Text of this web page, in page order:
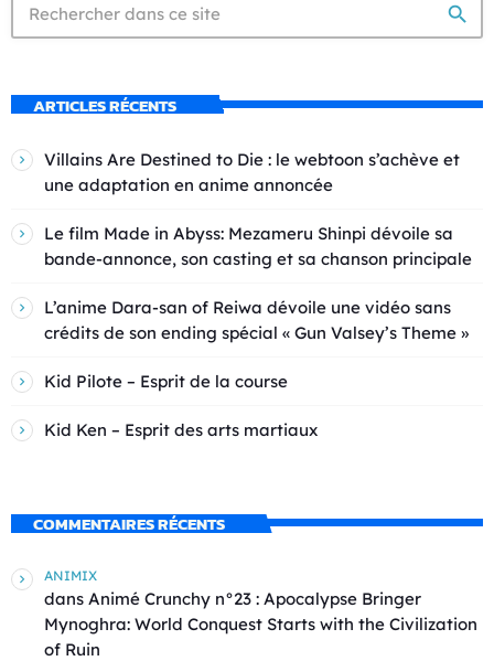
search
ARTICLES RÉCENTS
Villains Are Destined to Die : le webtoon s’achève et
une adaptation en anime annoncée
Le film Made in Abyss: Mezameru Shinpi dévoile sa
bande-annonce, son casting et sa chanson principale
L’anime Dara-san of Reiwa dévoile une vidéo sans
crédits de son ending spécial « Gun Valsey’s Theme »
Kid Pilote – Esprit de la course
Kid Ken – Esprit des arts martiaux
COMMENTAIRES RÉCENTS
ANIMIX
dans Animé Crunchy n°23 : Apocalypse Bringer
Mynoghra: World Conquest Starts with the Civilization
of Ruin